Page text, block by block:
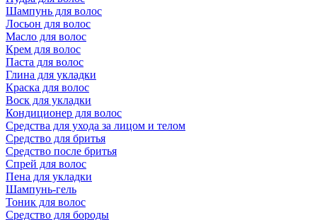
Шампунь для волос
Лосьон для волос
Масло для волос
Крем для волос
Паста для волос
Глина для укладки
Краска для волос
Воск для укладки
Кондиционер для волос
Средства для ухода за лицом и телом
Средство для бритья
Средство после бритья
Спрей для волос
Пена для укладки
Шампунь-гель
Тоник для волос
Средство для бороды